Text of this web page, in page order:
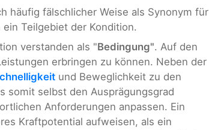
häufig fälschlicher Weise als Synonym für
Teilgebiet der Kondition.
verstanden als "Bedingung". Auf den
erbringen zu können. Neben der
und Beweglichkeit zu den
somit selbst den Ausprägungsgrad
Anforderungen anpassen. Ein
Kraftpotential aufweisen, als ein